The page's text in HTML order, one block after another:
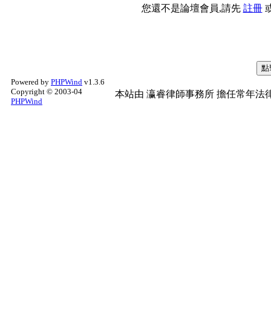
您還不是論壇會員,請先 註冊
Powered by PHPWind v1.3.6
Copyright © 2003-04
PHPWind
本站由 瀛睿律師事務所 擔任常年法